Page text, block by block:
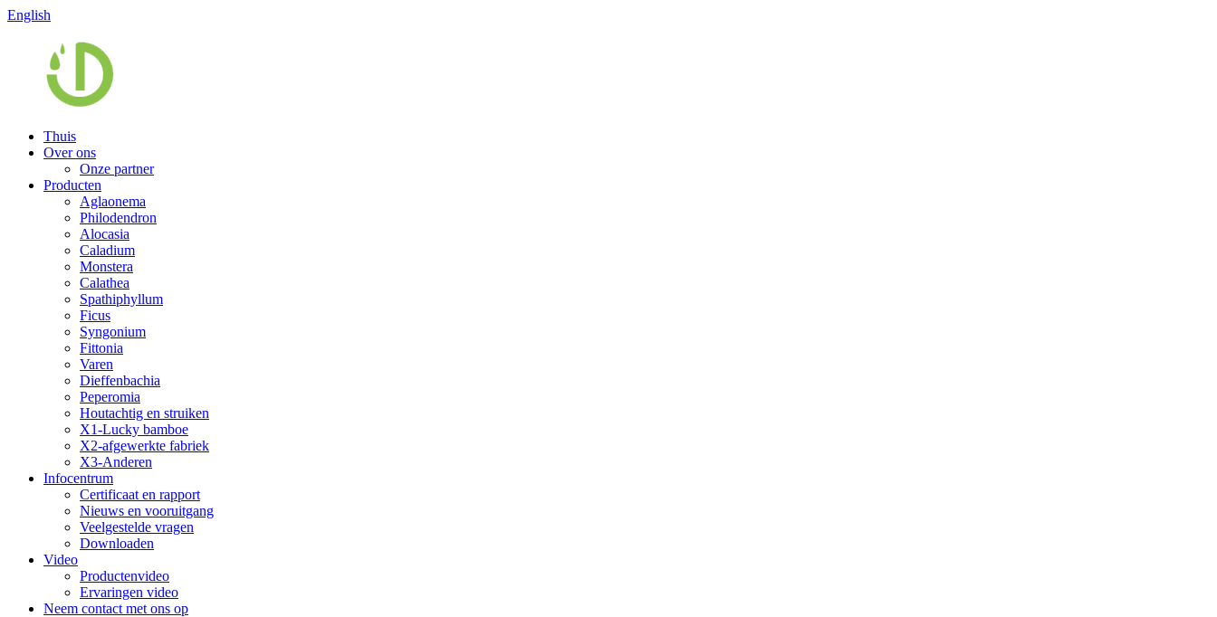
English
Thuis
Over ons
Onze partner
Producten
Aglaonema
Philodendron
Alocasia
Caladium
Monstera
Calathea
Spathiphyllum
Ficus
Syngonium
Fittonia
Varen
Dieffenbachia
Peperomia
Houtachtig en struiken
X1-Lucky bamboe
X2-afgewerkte fabriek
X3-Anderen
Infocentrum
Certificaat en rapport
Nieuws en vooruitgang
Veelgestelde vragen
Downloaden
Video
Productenvideo
Ervaringen video
Neem contact met ons op